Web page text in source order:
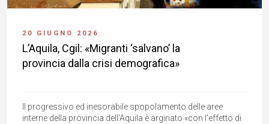
20 GIUGNO 2026
L’Aquila, Cgil: «Migranti ‘salvano’ la
provincia dalla crisi demografica»
Il progressivo ed inesorabile spopolamento delle aree
interne della provincia dell'Aquila è arginato «con l’effetto di